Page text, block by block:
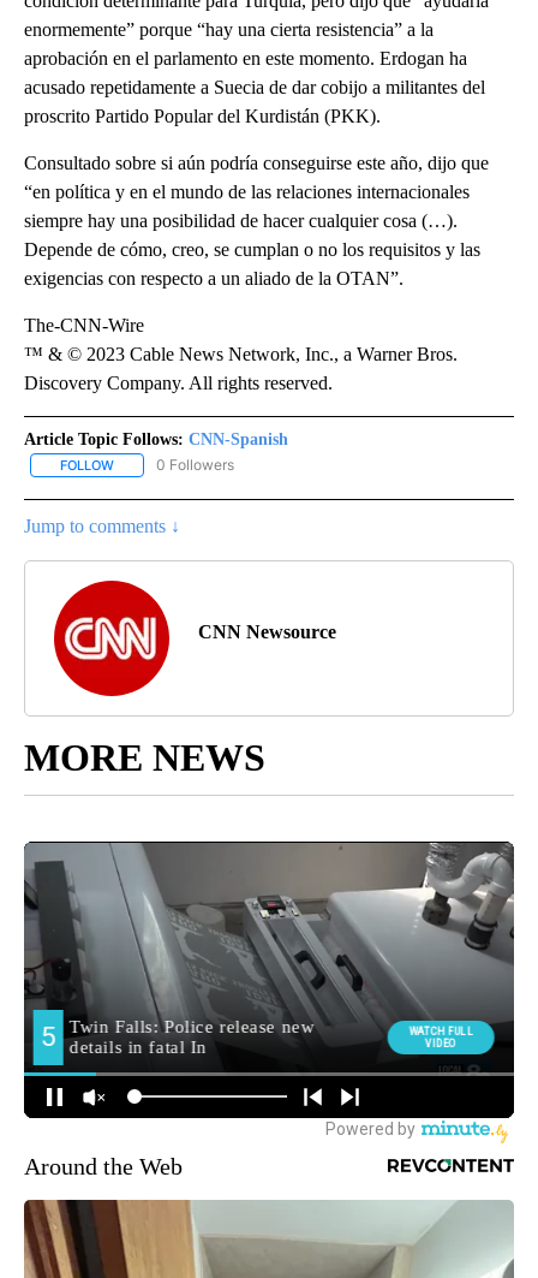
enormemente” porque “hay una cierta resistencia” a la
aprobación en el parlamento en este momento. Erdogan ha
acusado repetidamente a Suecia de dar cobijo a militantes del
proscrito Partido Popular del Kurdistán (PKK).
Consultado sobre si aún podría conseguirse este año, dijo que
“en política y en el mundo de las relaciones internacionales
siempre hay una posibilidad de hacer cualquier cosa (…).
Depende de cómo, creo, se cumplan o no los requisitos y las
exigencias con respecto a un aliado de la OTAN”.
The-CNN-Wire
™ & © 2023 Cable News Network, Inc., a Warner Bros.
Discovery Company. All rights reserved.
Article Topic Follows: CNN-Spanish
FOLLOW FOLLOW "CNN-SPANISH" TO RECEIVE NOTIFICATIONS ABOUT
0 Followers
Jump to comments ↓
CNN Newsource
MORE NEWS
Around the Web